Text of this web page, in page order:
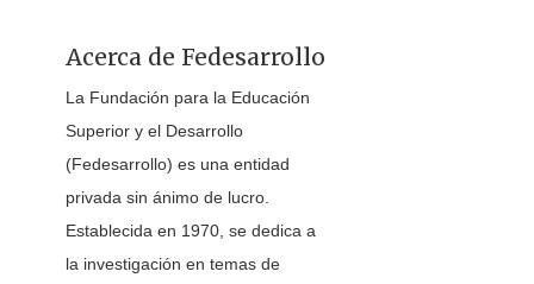
Acerca de Fedesarrollo
La Fundación para la Educación
Superior y el Desarrollo
(Fedesarrollo) es una entidad
privada sin ánimo de lucro.
Establecida en 1970, se dedica a
la investigación en temas de